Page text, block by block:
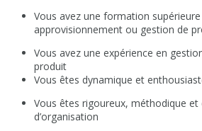
Vous avez une formation
approvisionnement ou gestion de
Vous avez une expérience en
produit
Vous êtes dynamique et
Vous êtes rigoureux, méthodique et
d’organisation